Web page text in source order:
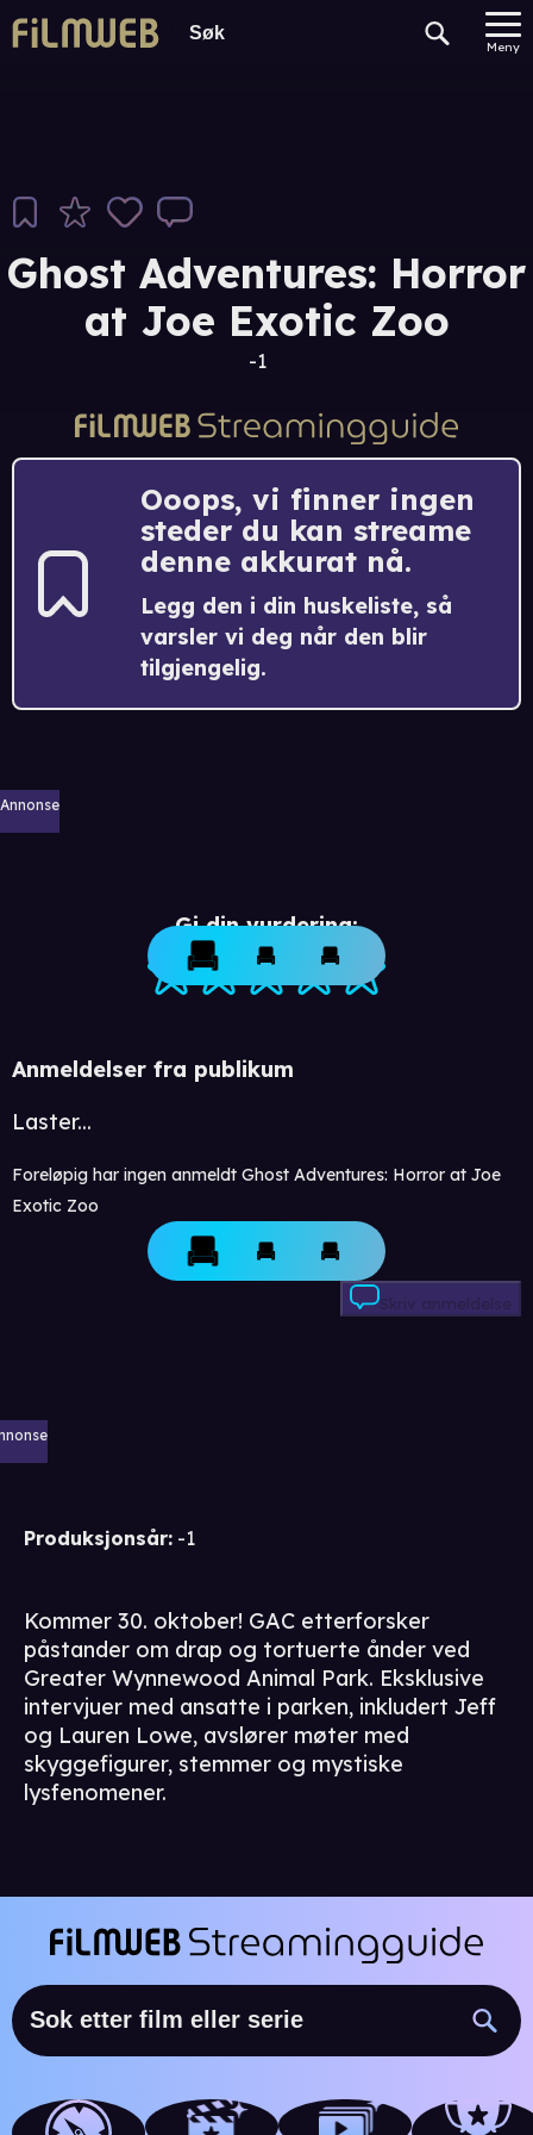
Meny
Ghost Adventures: Horror
at Joe Exotic Zoo
-1
Ooops, vi finner ingen
steder du kan streame
denne akkurat nå.
Legg den i din huskeliste, så
varsler vi deg når den blir
tilgjengelig.
Annonse
Gi din vurdering:
Anmeldelser fra publikum
Laster...
Foreløpig har ingen anmeldt Ghost Adventures: Horror at Joe
Exotic Zoo
Skriv anmeldelse
Produksjonsår: -1
Kommer 30. oktober! GAC etterforsker
påstander om drap og tortuerte ånder ved
Greater Wynnewood Animal Park. Eksklusive
intervjuer med ansatte i parken, inkludert Jeff
og Lauren Lowe, avslører møter med
skyggefigurer, stemmer og mystiske
lysfenomener.